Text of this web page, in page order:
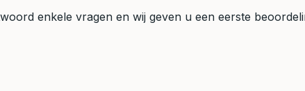
enkele vragen en wij geven u een eerste